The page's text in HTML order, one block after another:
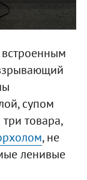
встроенным
супом
товара,
, не
ленивые